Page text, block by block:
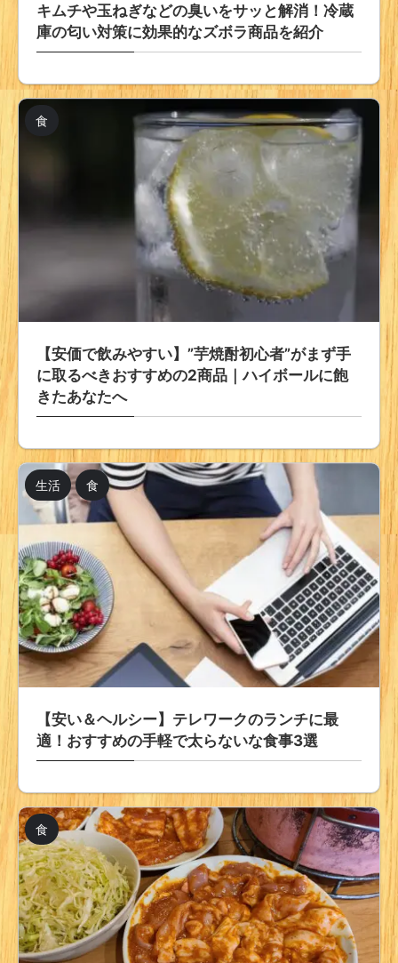
キムチや玉ねぎなどの臭いをサッと解消！冷蔵
庫の匂い対策に効果的なズボラ商品を紹介
食
【安価で飲みやすい】”芋焼酎初心者”がまず手
に取るべきおすすめの2商品｜ハイボールに飽
きたあなたへ
生活 食
【安い＆ヘルシー】テレワークのランチに最
適！おすすめの手軽で太らないな食事3選
食